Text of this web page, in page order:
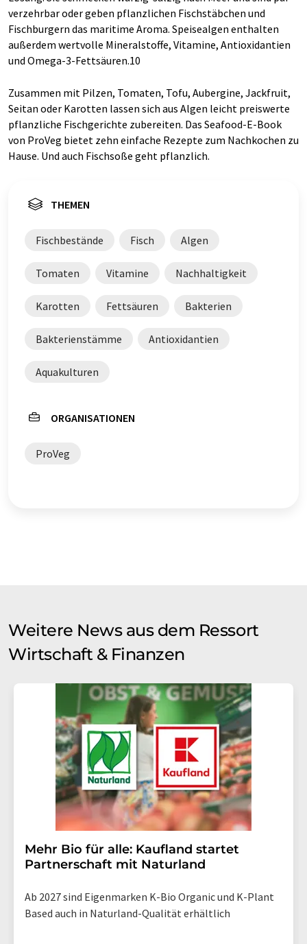
verzehrbar oder geben pflanzlichen Fischstäbchen und
Fischburgern das maritime Aroma. Speisealgen enthalten
außerdem wertvolle Mineralstoffe, Vitamine, Antioxidantien
und Omega-3-Fettsäuren.10
Zusammen mit Pilzen, Tomaten, Tofu, Aubergine, Jackfruit,
Seitan oder Karotten lassen sich aus Algen leicht preiswerte
pflanzliche Fischgerichte zubereiten. Das Seafood-E-Book
von ProVeg bietet zehn einfache Rezepte zum Nachkochen zu
Hause. Und auch Fischsoße geht pflanzlich.
THEMEN
Fischbestände Fisch Algen
Tomaten Vitamine Nachhaltigkeit
Karotten Fettsäuren Bakterien
Bakterienstämme Antioxidantien
Aquakulturen
ORGANISATIONEN
ProVeg
Weitere News aus dem Ressort
Wirtschaft & Finanzen
Mehr Bio für alle: Kaufland startet
Partnerschaft mit Naturland
Ab 2027 sind Eigenmarken K-Bio Organic und K-Plant
Based auch in Naturland-Qualität erhältlich